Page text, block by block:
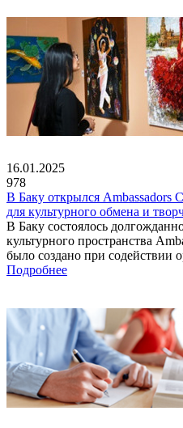
16.01.2025
978
В Баку открылся Ambassadors
для культурного обмена и
В Баку состоялось
культурного пространства
было создано при содействии
Подробнее